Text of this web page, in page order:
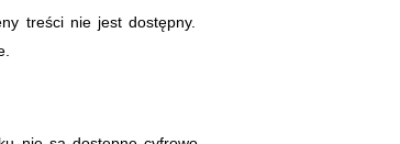
treści nie jest dostępny.